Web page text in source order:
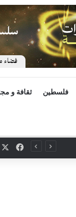
فلسطين ثقافة و